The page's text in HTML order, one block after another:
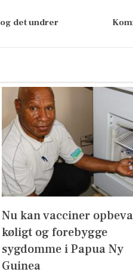
det undrer
Nu kan vacciner
køligt og forebygge
sygdomme i Papua Ny
Guinea